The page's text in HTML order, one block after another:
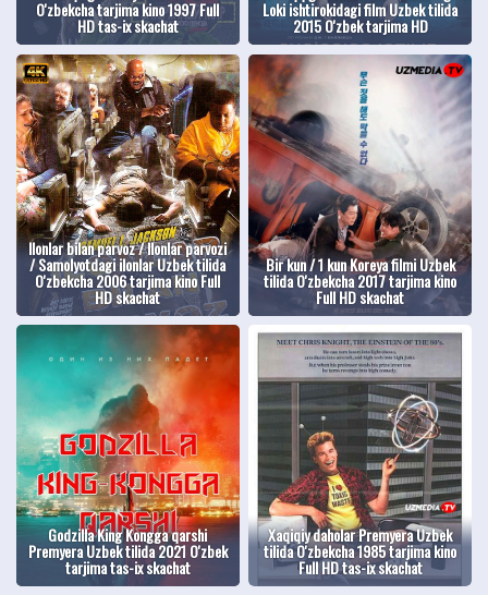
O'zbekcha tarjima kino 1997 Full
HD tas-ix skachat
Loki ishtirokidagi film Uzbek tilida
2015 O'zbek tarjima HD
Ilonlar bilan parvoz / Ilonlar parvozi
/ Samolyotdagi ilonlar Uzbek tilida
O'zbekcha 2006 tarjima kino Full
HD skachat
Bir kun / 1 kun Koreya filmi Uzbek
tilida O'zbekcha 2017 tarjima kino
Full HD skachat
Godzilla King Kongga qarshi
Premyera Uzbek tilida 2021 O'zbek
tarjima tas-ix skachat
Xaqiqiy daholar Premyera Uzbek
tilida O'zbekcha 1985 tarjima kino
Full HD tas-ix skachat